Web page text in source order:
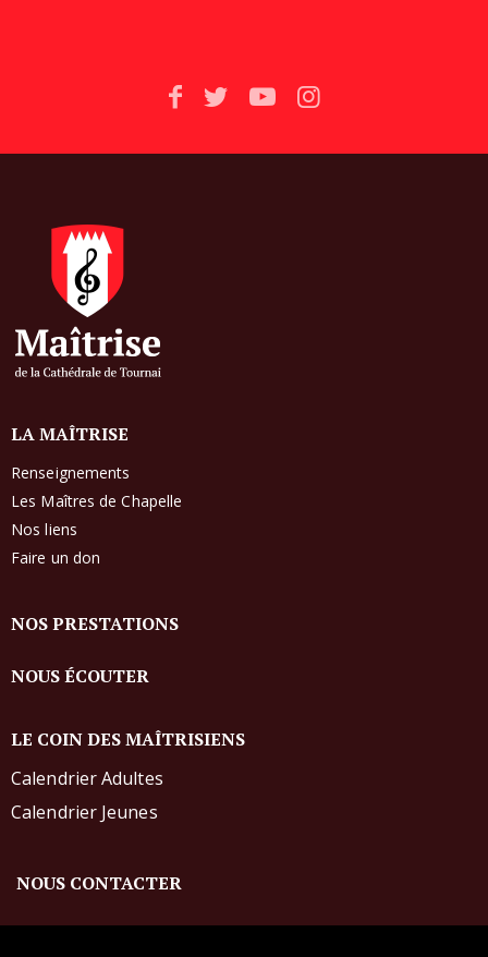
LA MAÎTRISE
Renseignements
Les Maîtres de Chapelle
Nos liens
Faire un don
NOS PRESTATIONS
NOUS ÉCOUTER
LE COIN DES MAÎTRISIENS
Calendrier Adultes
Calendrier Jeunes
NOUS CONTACTER